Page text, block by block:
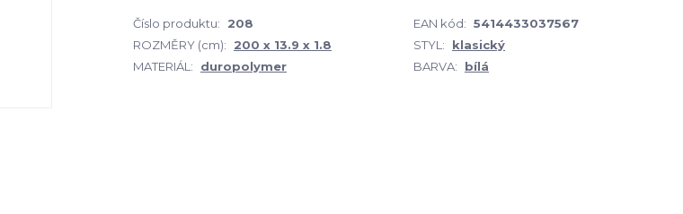
Číslo produktu: 208 EAN kód: 5414433037567
ROZMĚRY (cm):
200 x 13.9 x 1.8 STYL:
klasický
MATERIÁL:
duropolymer BARVA: bílá